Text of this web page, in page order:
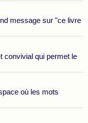
message sur "ce livre
convivial qui permet le
où les mots